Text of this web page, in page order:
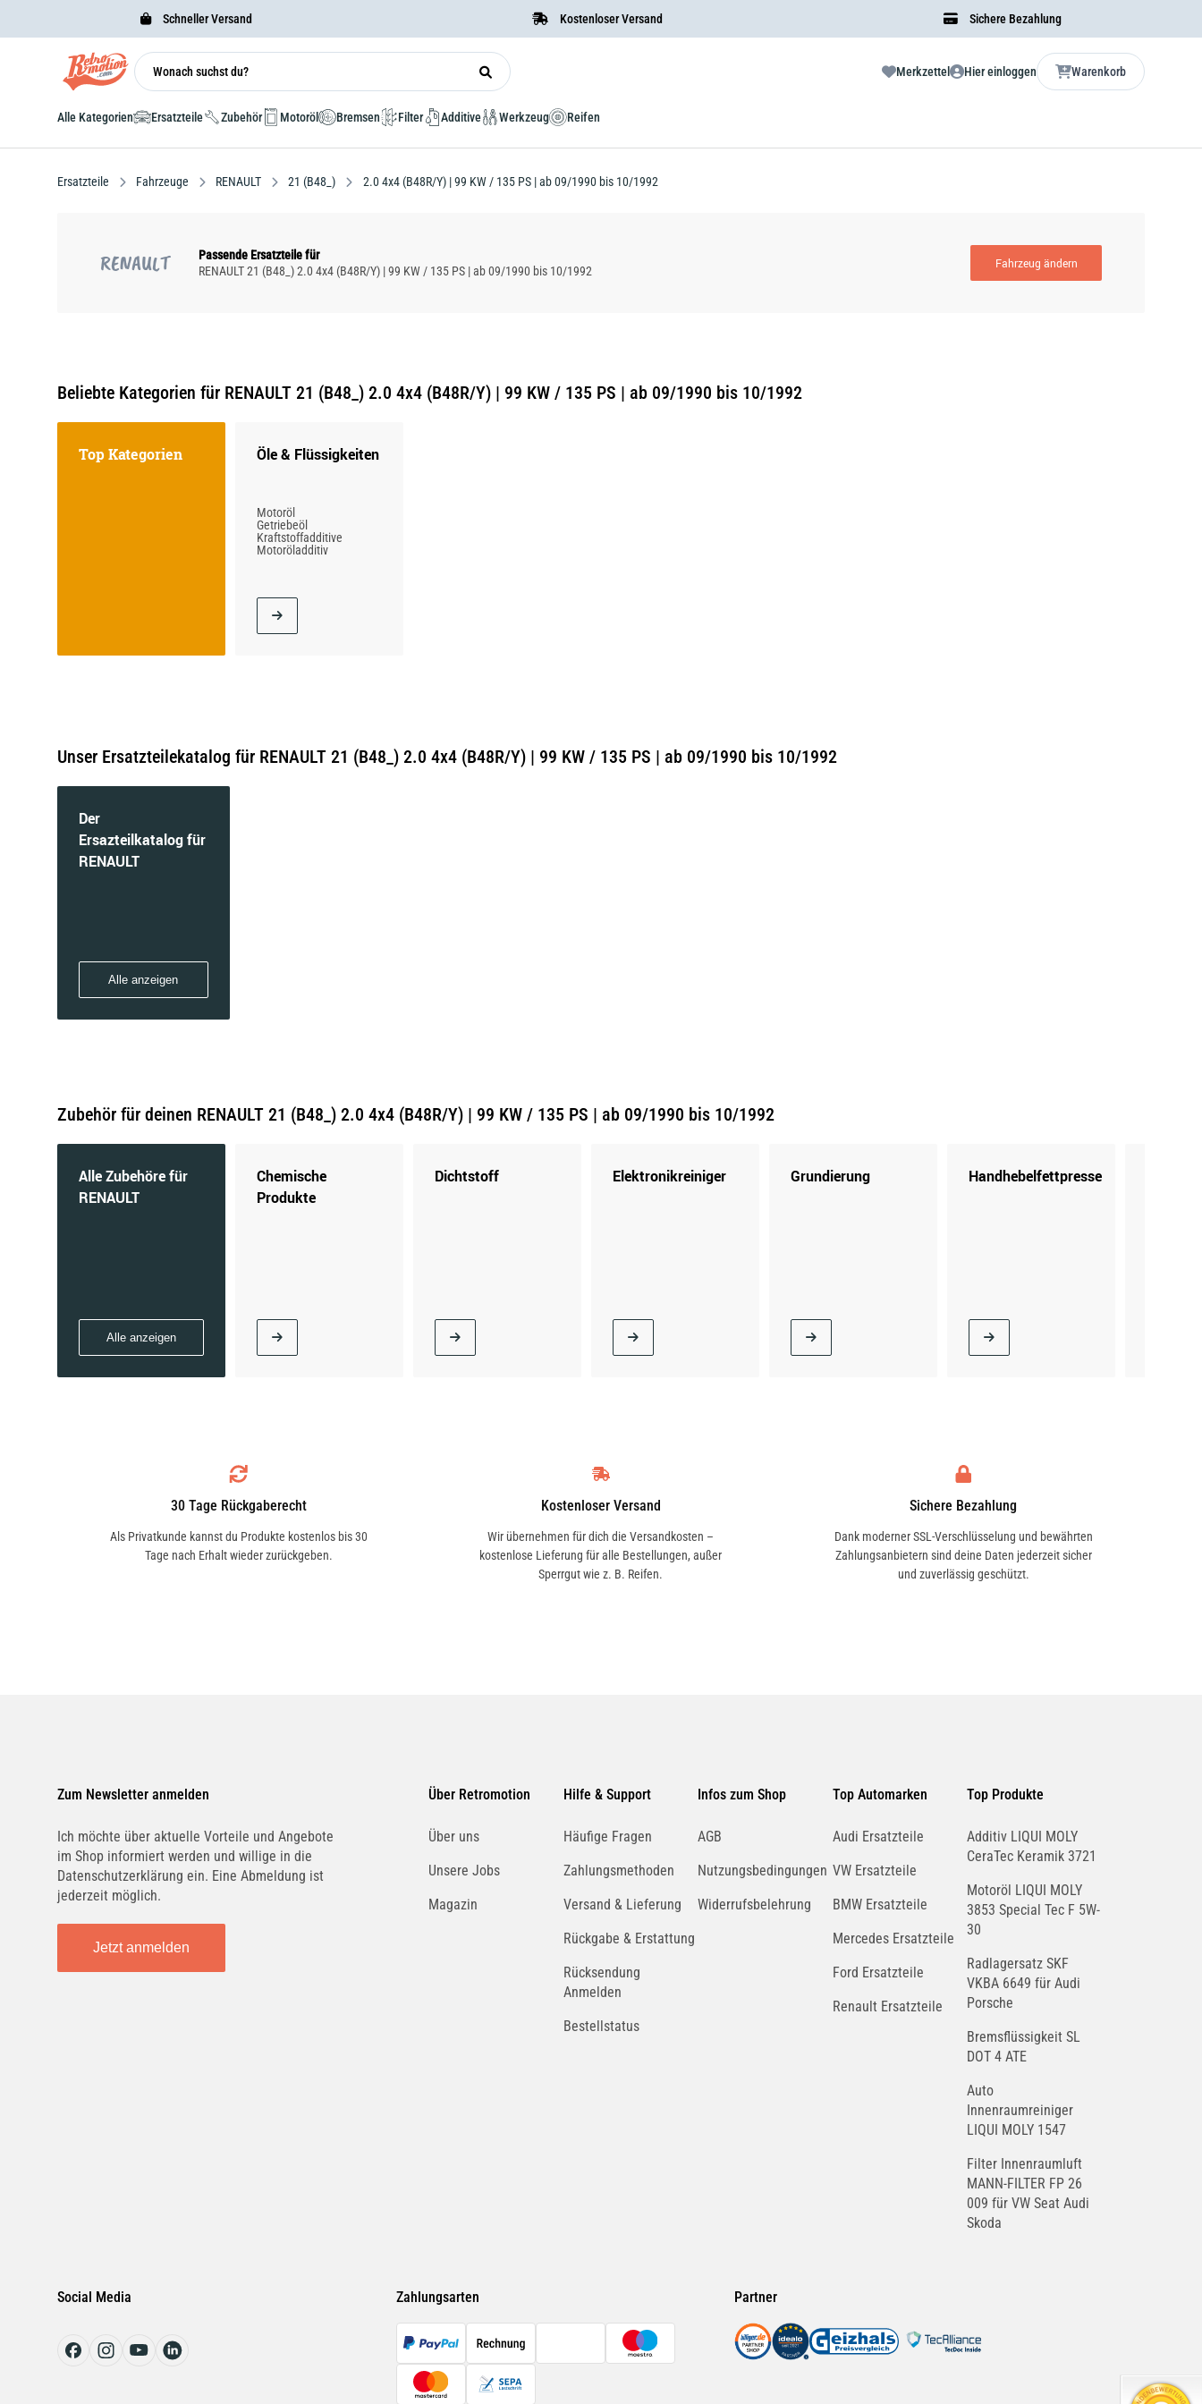
Schneller Versand Kostenloser Versand Sichere Bezahlung
Merkzettel Hier einloggen Warenkorb
Alle Kategorien Ersatzteile Zubehör Motoröl Bremsen Filter Additive Werkzeug Reifen
Ersatzteile Fahrzeuge RENAULT 21 (B48_) 2.0 4x4 (B48R/Y) | 99 KW / 135 PS | ab 09/1990 bis 10/1992
RENAULT
Passende Ersatzteile für
RENAULT 21 (B48_) 2.0 4x4 (B48R/Y) | 99 KW / 135 PS | ab 09/1990 bis 10/1992
Fahrzeug ändern
Beliebte Kategorien für RENAULT 21 (B48_) 2.0 4x4 (B48R/Y) | 99 KW / 135 PS | ab 09/1990 bis 10/1992
Top Kategorien Öle & Flüssigkeiten
Motoröl
Getriebeöl
Kraftstoffadditive
Motoröladditiv
Unser Ersatzteilekatalog für RENAULT 21 (B48_) 2.0 4x4 (B48R/Y) | 99 KW / 135 PS | ab 09/1990 bis 10/1992
Der
Ersazteilkatalog für
RENAULT
Alle anzeigen
Zubehör für deinen RENAULT 21 (B48_) 2.0 4x4 (B48R/Y) | 99 KW / 135 PS | ab 09/1990 bis 10/1992
Alle Zubehöre für
RENAULT
Alle anzeigen
Chemische
Produkte
Dichtstoff Elektronikreiniger Grundierung Handhebelfettpresse
30 Tage Rückgaberecht
Als Privatkunde kannst du Produkte kostenlos bis 30
Tage nach Erhalt wieder zurückgeben.
Kostenloser Versand
Wir übernehmen für dich die Versandkosten –
kostenlose Lieferung für alle Bestellungen, außer
Sperrgut wie z. B. Reifen.
Sichere Bezahlung
Dank moderner SSL-Verschlüsselung und bewährten
Zahlungsanbietern sind deine Daten jederzeit sicher
und zuverlässig geschützt.
Zum Newsletter anmelden
Ich möchte über aktuelle Vorteile und Angebote
im Shop informiert werden und willige in die
Datenschutzerklärung ein. Eine Abmeldung ist
jederzeit möglich.
Jetzt anmelden
Über Retromotion
Über uns
Unsere Jobs
Magazin
Hilfe & Support
Häufige Fragen
Zahlungsmethoden
Versand & Lieferung
Rückgabe & Erstattung
Rücksendung
Anmelden
Bestellstatus
Infos zum Shop
AGB
Nutzungsbedingungen
Widerrufsbelehrung
Top Automarken
Audi Ersatzteile
VW Ersatzteile
BMW Ersatzteile
Mercedes Ersatzteile
Ford Ersatzteile
Renault Ersatzteile
Top Produkte
Additiv LIQUI MOLY
CeraTec Keramik 3721
Motoröl LIQUI MOLY
3853 Special Tec F 5W-
30
Radlagersatz SKF
VKBA 6649 für Audi
Porsche
Bremsflüssigkeit SL
DOT 4 ATE
Auto
Innenraumreiniger
LIQUI MOLY 1547
Filter Innenraumluft
MANN-FILTER FP 26
009 für VW Seat Audi
Skoda
Social Media Zahlungsarten Partner